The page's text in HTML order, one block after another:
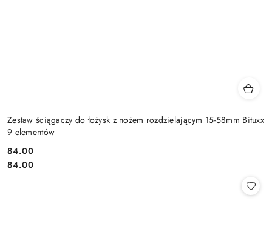
Zestaw ściągaczy do łożysk z nożem rozdzielającym 15-58mm Bituxx
9 elementów
Cena:
84.00
Cena:
84.00